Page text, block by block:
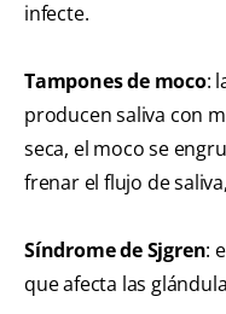
infecte.
Tampones de moco:
producen saliva con
seca, el moco se
frenar el flujo de
Síndrome de Sjgren:
que afecta las